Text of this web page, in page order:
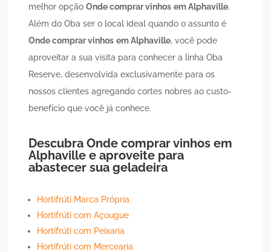
melhor opçãoOnde comprar vinhos em Alphaville.
Além do Oba ser o local ideal quando o assunto é
Onde comprar vinhos em Alphaville, você pode
aproveitar a sua visita para conhecer a linha Oba
Reserve, desenvolvida exclusivamente para os
nossos clientes agregando cortes nobres ao custo-
benefício que você já conhece.
DescubraOnde comprar vinhos em
Alphaville e aproveite para
abastecer sua geladeira
Hortifrúti Marca Própria
Hortifrúti com Açougue
Hortifrúti com Peixaria
Hortifrúti com Mercearia